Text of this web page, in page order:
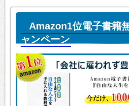
Amazon1位電子書籍
ャンペーン